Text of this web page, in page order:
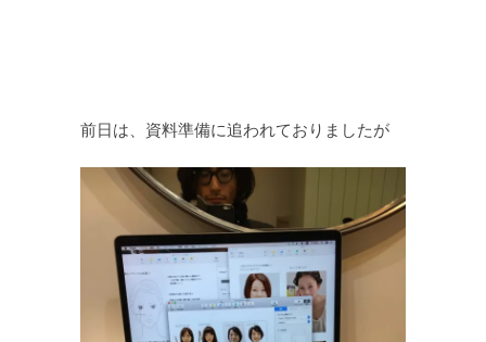
前日は、資料準備に追われておりましたが